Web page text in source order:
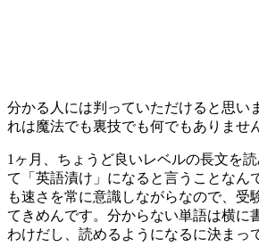
分かる人には判っていただけると思い
れは魔法でも裏技でも何でもありませ
1ヶ月、ちょうど良いレベルの長文を
て「英語漬け」になると言うことなん
も速さを常に意識しながらなので、受
てきめんです。分からない単語は横に
わけだし、読めるようになるに決まっ